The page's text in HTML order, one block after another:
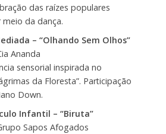
das raízes populares
da dança.
– “Olhando Sem Olhos”
Ananda
sensorial inspirada no
da Floresta”. Participação
Down.
Infantil – “Biruta”
Sapos Afogados